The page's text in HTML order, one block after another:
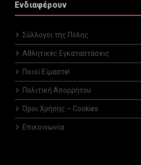
Ενδιαφέρουν
Σύλλογοι της Πόλης
Αθλητικές Εγκαταστάσεις
Ποιοί Είμαστε!
Πολιτική Απορρήτου
Όροι Χρήσης – Cookies
Επικοινωνία